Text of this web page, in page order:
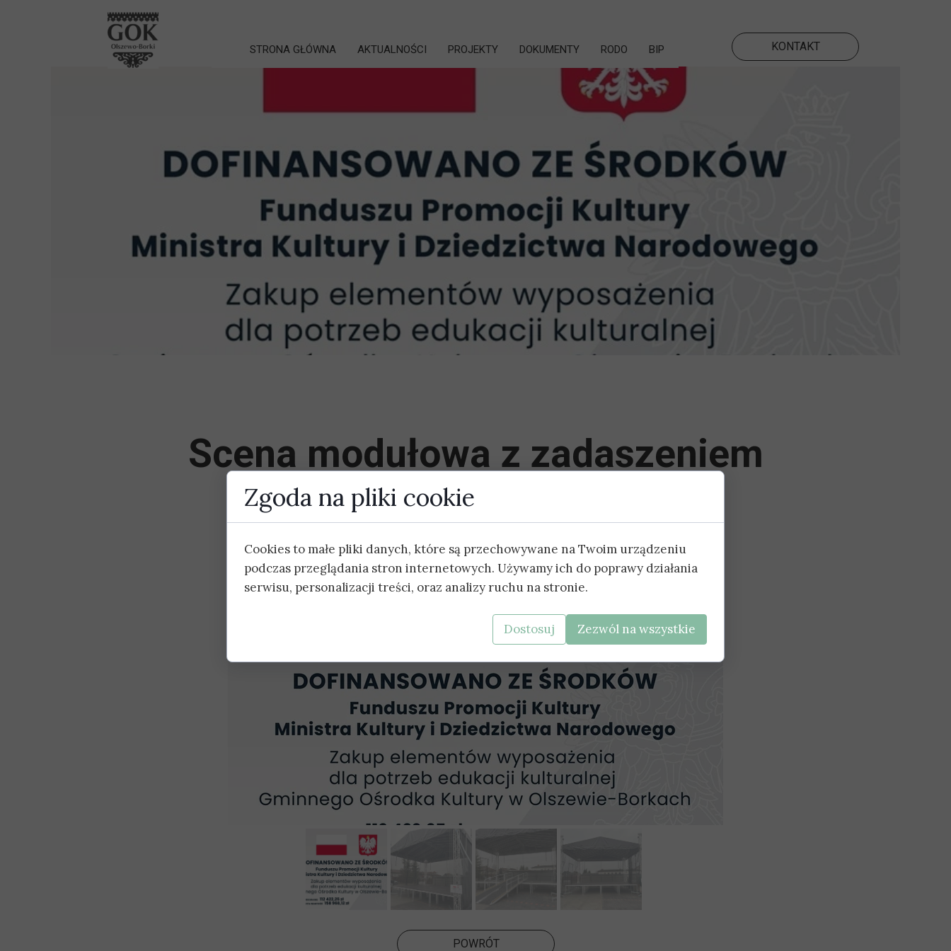
KONTAKT
STRONA GŁÓWNA AKTUALNOŚCI PROJEKTY DOKUMENTY RODO BIP
Scena modułowa z zadaszeniem
GOK w Olszewie-Borkach zrealizował zadanie pn. Zakup elementówwyposażenia dla
z zadaszeniem oraz rampą najazdową dla wózka inwalidzkiego.
POWRÓT
Zgoda na pliki cookie
Cookies to małe pliki danych, które są przechowywane na Twoim urządzeniu
podczas przeglądania stron internetowych. Używamy ich do poprawy działania
serwisu, personalizacji treści, oraz analizy ruchu na stronie.
Dostosuj Zezwól na wszystkie